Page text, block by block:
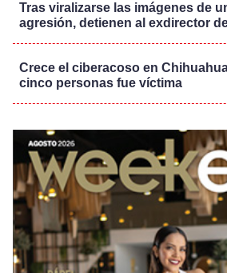
Tras viralizarse las imágenes de
agresión, detienen al exdirector
Crece el ciberacoso en
cinco personas fue víctima